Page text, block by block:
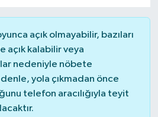
açık olmayabilir, bazıları
kalabilir veya
nedeniyle nöbete
yola çıkmadan önce
telefon aracılığıyla teyit